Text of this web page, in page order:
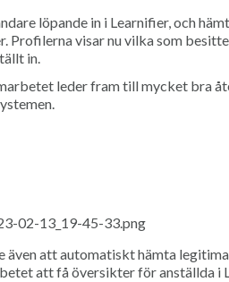
löpande in i Learnifier, och
Profilerna visar nu vilka som
in.
leder fram till mycket bra
att automatiskt hämta
att få översikter för anställda i